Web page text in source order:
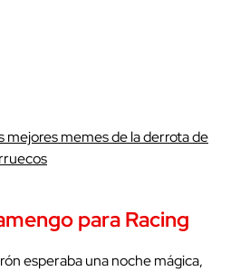
mejores memes de la derrota de
para Racing
esperaba una noche mágica,